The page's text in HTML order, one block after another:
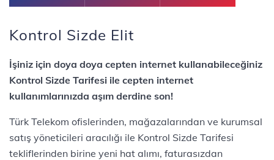
Kontrol Sizde Elit
İşiniz için doya doya cepten internet kullanabileceğiniz
Kontrol Sizde Tarifesi ile cepten internet
kullanımlarınızda aşım derdine son!
Türk Telekom ofislerinden, mağazalarından ve kurumsal
satış yöneticileri aracılığı ile Kontrol Sizde Tarifesi
tekliflerinden birine yeni hat alımı, faturasızdan